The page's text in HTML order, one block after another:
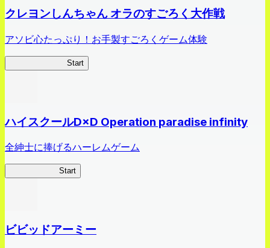
クレヨンしんちゃん オラのすごろく大作戦
アソビ心たっぷり！お手製すごろくゲーム体験
Start
ハイスクールD×D Operation paradise infinity
全紳士に捧げるハーレムゲーム
Start
ビビッドアーミー